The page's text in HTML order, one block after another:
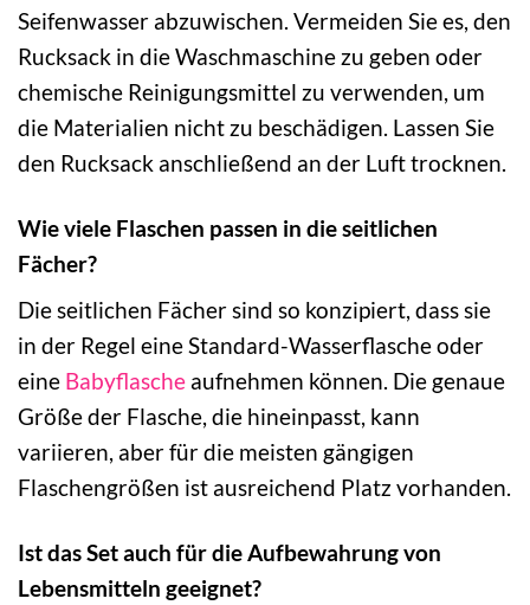
Seifenwasser abzuwischen. Vermeiden Sie es, den
Rucksack in die Waschmaschine zu geben oder
chemische Reinigungsmittel zu verwenden, um
die Materialien nicht zu beschädigen. Lassen Sie
den Rucksack anschließend an der Luft trocknen.
Wie viele Flaschen passen in die seitlichen
Fächer?
Die seitlichen Fächer sind so konzipiert, dass sie
in der Regel eine Standard-Wasserflasche oder
eine Babyflasche aufnehmen können. Die genaue
Größe der Flasche, die hineinpasst, kann
variieren, aber für die meisten gängigen
Flaschengrößen ist ausreichend Platz vorhanden.
Ist das Set auch für die Aufbewahrung von
Lebensmitteln geeignet?